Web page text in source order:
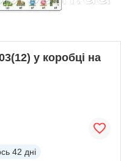
у коробці на
42 дні